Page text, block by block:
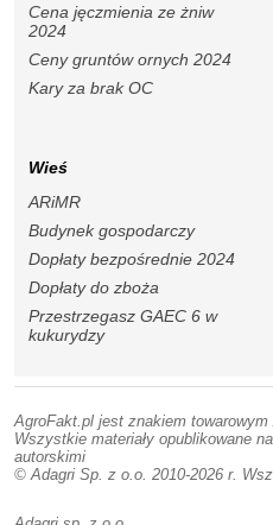
Cena jęczmienia ze żniw
2024
Ceny gruntów ornych 2024
Kary za brak OC
Wieś
ARiMR
Budynek gospodarczy
Dopłaty bezpośrednie 2024
Dopłaty do zboża
Przestrzegasz GAEC 6 w
kukurydzy
AgroFakt.pl jest znakiem towarowym
Wszystkie materiały opublikowane
autorskimi
© Adagri Sp. z o.o. 2010-2026 r.